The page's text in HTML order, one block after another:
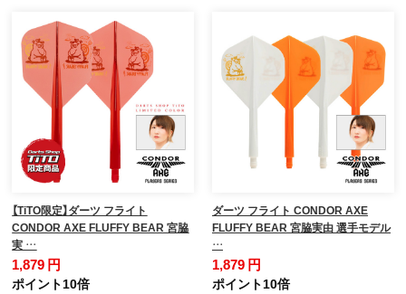
【TiTO限定】ダーツ フライト
CONDOR AXE FLUFFY BEAR 宮脇
実 …
1,879 円
ポイント10倍
ダーツ フライト CONDOR AXE
FLUFFY BEAR 宮脇実由 選手モデル
…
1,879 円
ポイント10倍